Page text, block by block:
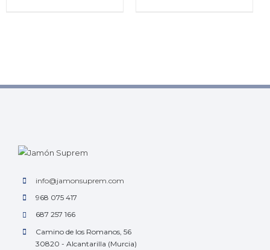
info@jamonsuprem.com
968 075 417
687 257 166
Camino de los Romanos, 56
30820 - Alcantarilla (Murcia)